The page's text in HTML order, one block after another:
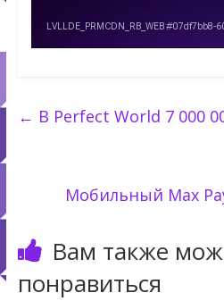
← В Perfect World 7 000
Мобильный Max
Вам также
понравиться